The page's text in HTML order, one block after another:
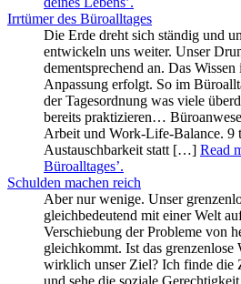
Irrtümer des Büroalltages
Die Erde dreht sich ständig und
entwickeln uns weiter. Unser
dementsprechend an. Das
Anpassung erfolgt. So im
der Tagesordnung was viele
bereits praktizieren…
Arbeit und Work-Life-Balance. 9
Austauschbarkeit statt […] Read
Büroalltages’.
Schulden machen reich
Aber nur wenige. Unser
gleichbedeutend mit einer Welt
Verschiebung der Probleme von
gleichkommt. Ist das grenzenlose
wirklich unser Ziel? Ich finde die
und sehe die soziale